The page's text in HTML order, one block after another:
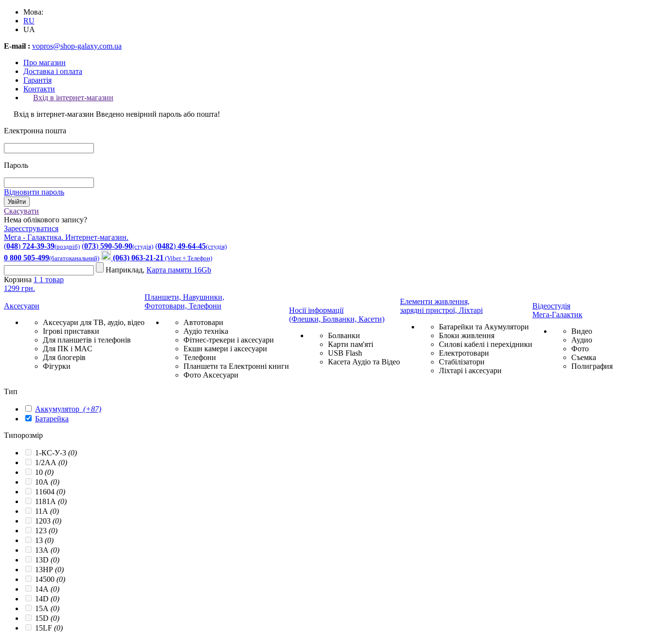
Мова:
RU
UA
E-mail : vopros@shop-galaxy.com.ua
Про магазин
Доставка і оплата
Гарантія
Контакти
Вхід в інтернет-магазин
Вхід в інтернет-магазин Введено невірний пароль або пошта!
Електронна пошта
Пароль
Відновити пароль
Скасувати
Нема облікового запису?
Зареєструватися
Мега - Галактика. Интернет-магазин.
(048) 724-39-39(роздріб) (073) 590-50-90(студія) (0482) 49-64-45(студія)
0 800 505-499(багатоканальний) (063) 063-21-21 (Viber + Телефон)
Наприклад, Карта памяти 16Gb
Корзина 1 1 товар
1299 грн.
Аксесуари
Аксесуари для ТВ, аудіо, відео
Ігрові приставки
Для планшетів і телефонів
Для ПК і MAC
Для блогерів
Фігурки
Планшети, Навушники,
Фототовари, Телефони
Автотовари
Аудіо техніка
Фітнес-трекери і аксесуари
Екшн камери і аксесуари
Телефони
Планшети та Електронні книги
Фото Аксесуари
Носії інформації
(Флешки, Болванки, Касети)
Болванки
Карти пам'яті
USB Flash
Касета Аудіо та Відео
Елементи живлення,
зарядні пристрої, Ліхтарі
Батарейки та Акумулятори
Блоки живлення
Силові кабелі і перехідники
Електротовари
Стабілізатори
Ліхтарі і аксесуари
Відеостудія
Мега-Галактик
Видео
Аудио
Фото
Съемка
Полиграфия
Тип
Аккумулятор (+87)
Батарейка
Типорозмір
1-КС-У-3 (0)
1/2AA (0)
10 (0)
10A (0)
11604 (0)
1181A (0)
11A (0)
1203 (0)
123 (0)
13 (0)
13A (0)
13D (0)
13HP (0)
14500 (0)
14A (0)
14D (0)
15A (0)
15D (0)
15LF (0)